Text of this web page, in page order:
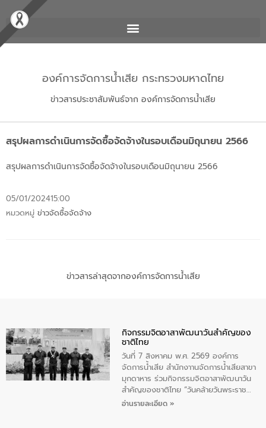
องค์การจัดการน้ำเสีย กระทรวงมหาดไทย
ข่าวสารประชาสัมพันธ์จาก องค์การจัดการน้ำเสีย
สรุปผลการดำเนินการจัดซื้อจัดจ้างในรอบเดือนมิถุนายน 2566
สรุปผลการดำเนินการจัดซื้อจัดจ้างในรอบเดือนมิถุนายน 2566
05/01/202415:00
หมวดหมู่ ข่าวจัดซื้อจัดจ้าง
ข่าวสารล่าสุดจากองค์การจัดการน้ำเสีย
กิจกรรมจิตอาสาพัฒนาวันสําคัญของ
ชาติไทย
วันที่ 7 สิงหาคม พ.ศ. 2569 องค์การ
จัดการน้ำเสีย สำนักงาานจัดการน้ำเสียสาขา
มุกดาหาร ร่วมกิจกรรมจิตอาสาพัฒนาวัน
สําคัญของชาติไทย “วันคล้ายวันพระราช
สมภพ สมเด็จพระนางเจ้าสิริกิติ์พระบรม
อ่านรายละเอียด »